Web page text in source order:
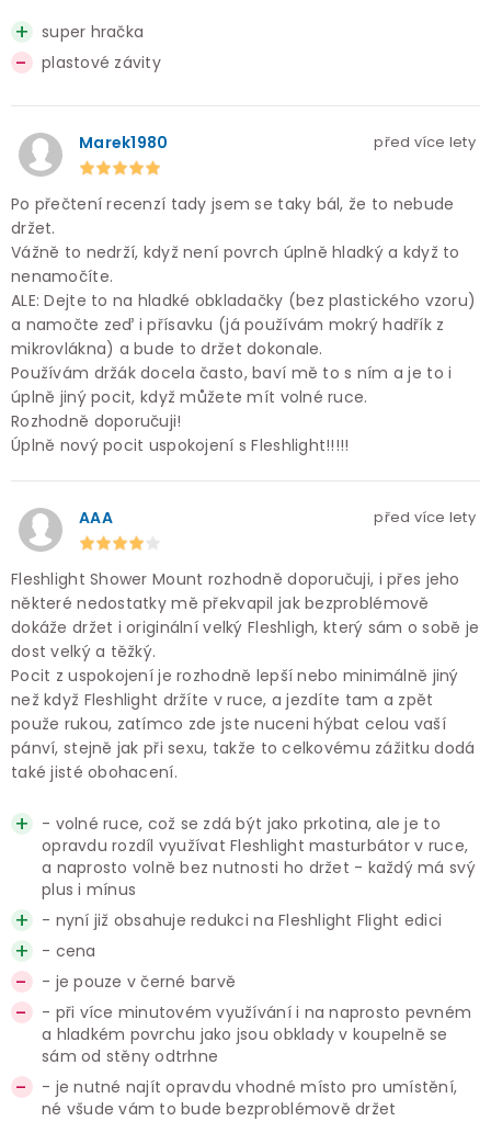
super hračka
plastové závity
Marek1980 před více lety
Po přečtení recenzí tady jsem se taky bál, že to nebude
držet.
Vážně to nedrží, když není povrch úplně hladký a když to
nenamočíte.
ALE: Dejte to na hladké obkladačky (bez plastického vzoru)
a namočte zeď i přísavku (já používám mokrý hadřík z
mikrovlákna) a bude to držet dokonale.
Používám držák docela často, baví mě to s ním a je to i
úplně jiný pocit, když můžete mít volné ruce.
Rozhodně doporučuji!
Úplně nový pocit uspokojení s Fleshlight!!!!!
AAA před více lety
Fleshlight Shower Mount rozhodně doporučuji, i přes jeho
některé nedostatky mě překvapil jak bezproblémově
dokáže držet i originální velký Fleshligh, který sám o sobě je
dost velký a těžký.
Pocit z uspokojení je rozhodně lepší nebo minimálně jiný
než když Fleshlight držíte v ruce, a jezdíte tam a zpět
použe rukou, zatímco zde jste nuceni hýbat celou vaší
pánví, stejně jak při sexu, takže to celkovému zážitku dodá
také jisté obohacení.
- volné ruce, což se zdá být jako prkotina, ale je to
opravdu rozdíl využívat Fleshlight masturbátor v ruce,
a naprosto volně bez nutnosti ho držet - každý má svý
plus i mínus
- nyní již obsahuje redukci na Fleshlight Flight edici
- cena
- je pouze v černé barvě
- při více minutovém využívání i na naprosto pevném
a hladkém povrchu jako jsou obklady v koupelně se
sám od stěny odtrhne
- je nutné najít opravdu vhodné místo pro umístění,
né všude vám to bude bezproblémově držet